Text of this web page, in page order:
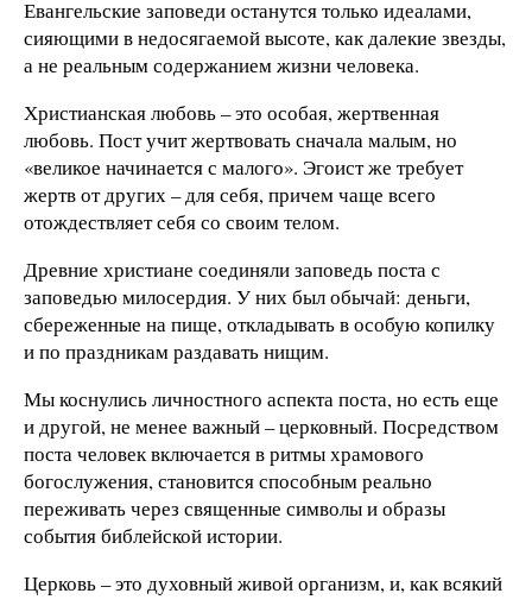
Евангельские заповеди останутся только идеалами,
сияющими в недосягаемой высоте, как далекие звезды,
а не реальным содержанием жизни человека.
Христианская любовь – это особая, жертвенная
любовь. Пост учит жертвовать сначала малым, но
«великое начинается с малого». Эгоист же требует
жертв от других – для себя, причем чаще всего
отождествляет себя со своим телом.
Древние христиане соединяли заповедь поста с
заповедью милосердия. У них был обычай: деньги,
сбереженные на пище, откладывать в особую копилку
и по праздникам раздавать нищим.
Мы коснулись личностного аспекта поста, но есть еще
и другой, не менее важный – церковный. Посредством
поста человек включается в ритмы храмового
богослужения, становится способным реально
переживать через священные символы и образы
события библейской истории.
Церковь – это духовный живой организм, и, как всякий